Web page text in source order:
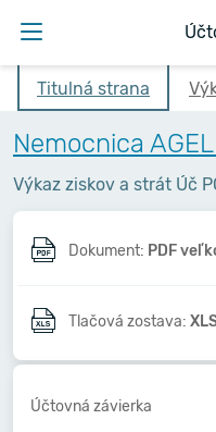
Titulná strana
Nemocnica
Výkaz ziskov a strát Úč
Dokument: PDF
Tlačová zostava:
Účtovná závierka